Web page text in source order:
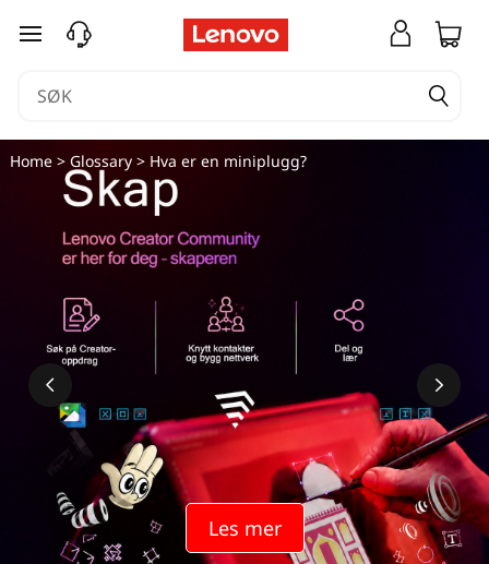
H
e
gå til hovedinnhold
Les mer
Home> Glossary> Hva er en miniplugg?